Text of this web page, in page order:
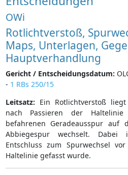
OWi
Rotlichtverstoß,
Maps, Unterlagen,
Hauptverhandlung
Gericht / Entscheidungsdatum:
- 1 RBs 250/15
Leitsatz: Ein Rotlichtverstoß
nach Passieren der
befahrenen Geradeausspur auf
Abbiegespur wechselt.
Entschluss zum Spurwechsel
Haltelinie gefasst wurde.